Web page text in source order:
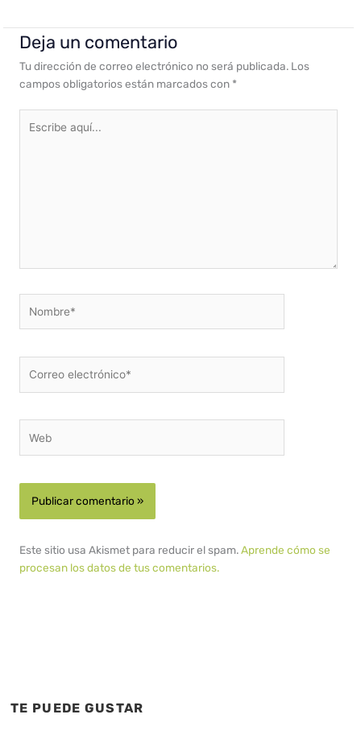
Deja un comentario
Tu dirección de correo electrónico no será publicada. Los
campos obligatorios están marcados con *
aquí...
electrónico*
Este sitio usa Akismet para reducir el spam.Aprende cómo se
procesan los datos de tus comentarios.
TE PUEDE GUSTAR